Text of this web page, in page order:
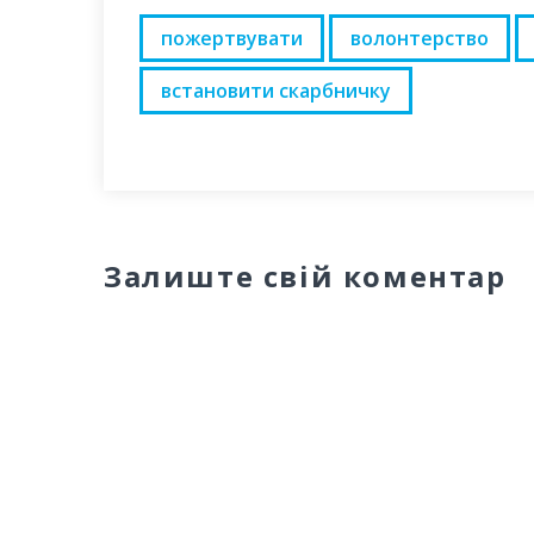
пожертвувати волонтерство
встановити скарбничку
Залиште свій коментар